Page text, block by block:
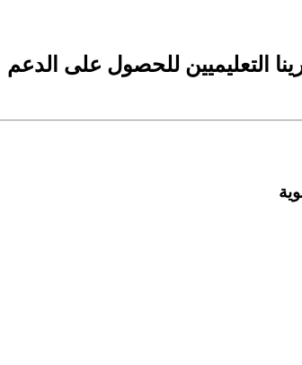
التعليميين للحصول على الدعم